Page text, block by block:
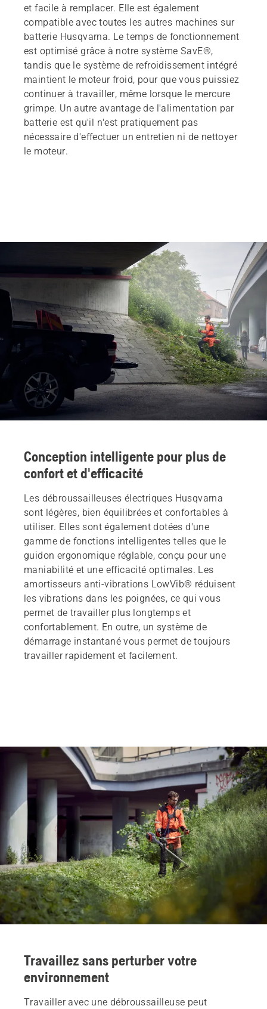
et facile à remplacer. Elle est également
compatible avec toutes les autres machines sur
batterie Husqvarna. Le temps de fonctionnement
est optimisé grâce à notre système SavE®,
tandis que le système de refroidissement intégré
maintient le moteur froid, pour que vous puissiez
continuer à travailler, même lorsque le mercure
grimpe. Un autre avantage de l'alimentation par
batterie est qu'il n'est pratiquement pas
nécessaire d'effectuer un entretien ni de nettoyer
le moteur.
Conception intelligente pour plus de
confort et d'efficacité
Les débroussailleuses électriques Husqvarna
sont légères, bien équilibrées et confortables à
utiliser. Elles sont également dotées d'une
gamme de fonctions intelligentes telles que le
guidon ergonomique réglable, conçu pour une
maniabilité et une efficacité optimales. Les
amortisseurs anti-vibrations LowVib® réduisent
les vibrations dans les poignées, ce qui vous
permet de travailler plus longtemps et
confortablement. En outre, un système de
démarrage instantané vous permet de toujours
travailler rapidement et facilement.
Travaillez sans perturber votre
environnement
Travailler avec une débroussailleuse peut